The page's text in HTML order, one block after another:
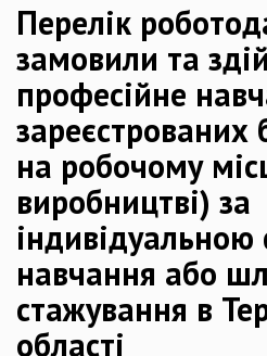
Перелік
замовили та
професійне
зареєстрованих
на робочому
виробництві) за
навчання або
стажування в
області